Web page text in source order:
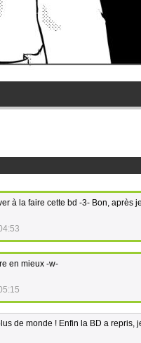
à la faire cette bd -3- Bon,
en mieux -w-
de monde ! Enfin la BD a repris,